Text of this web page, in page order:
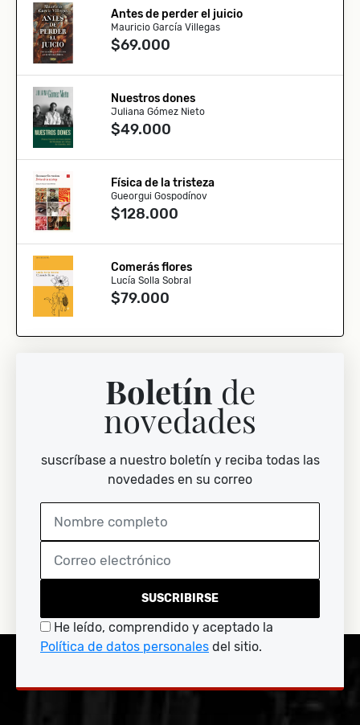
Antes de perder el juicio
Mauricio García Villegas
$69.000
Nuestros dones
Juliana Gómez Nieto
$49.000
Física de la tristeza
Gueorgui Gospodínov
$128.000
Comerás flores
Lucía Solla Sobral
$79.000
Boletín de
novedades
suscríbase a nuestro boletín y reciba todas las
novedades en su correo
SUSCRIBIRSE
He leído, comprendido y aceptado la
Política de datos personales del sitio.